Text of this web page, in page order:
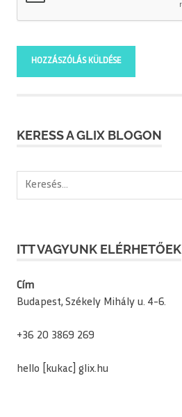
KERESS A GLIX BLOGON
Keresés:
ITT VAGYUNK ELÉRHETŐEK
Cím
Budapest, Székely Mihály u. 4-6.
+36 20 3869 269
hello [kukac] glix.hu